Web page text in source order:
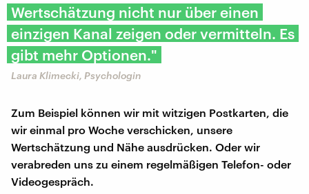
Wertschätzung nicht nur über einen
einzigen Kanal zeigen oder vermitteln. Es
gibt mehr Optionen."
Laura Klimecki, Psychologin
Zum Beispiel können wir mit witzigen Postkarten, die
wir einmal pro Woche verschicken, unsere
Wertschätzung und Nähe ausdrücken. Oder wir
verabreden uns zu einem regelmäßigen Telefon- oder
Videogespräch.